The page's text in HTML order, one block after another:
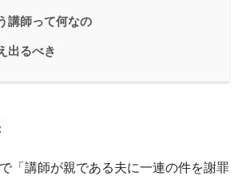
講師って何なの
出るべき
「講師が親である夫に一連の件を謝罪